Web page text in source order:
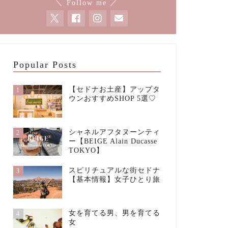
＼ Follow me ／
Popular Posts
1
【セドナお土産】アップタ
ウンおすすめSHOP 5選♡
2
シャネルアフタヌーンティ
ー【BEIGE Alain Ducasse
TOKYO】
3
スピリチュアルな街セドナ
【基本情報】女子ひとり旅
4
女を育てる男、男を育てる
女